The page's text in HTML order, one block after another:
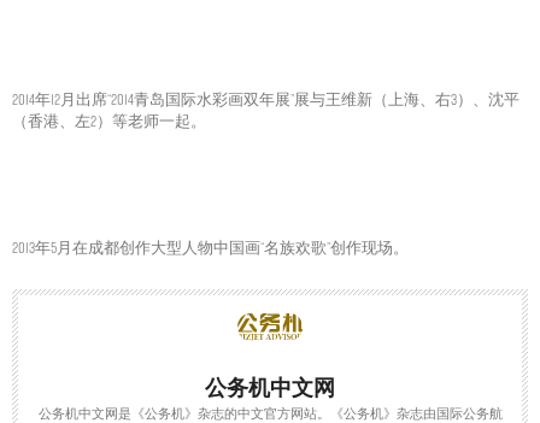
2014年12月出席“2014青岛国际水彩画双年展”展与王维新（上海、右3）、沈平
（香港、左2）等老师一起。
2013年5月在成都创作大型人物中国画“名族欢歌”创作现场。
公务机中文网
公务机中文网是《公务机》杂志的中文官方网站。《公务机》杂志由国际公务航